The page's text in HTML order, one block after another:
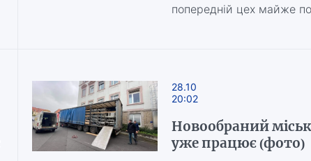
попередній цех майже
28.10
20:02
Новообраний
уже працює (фото)